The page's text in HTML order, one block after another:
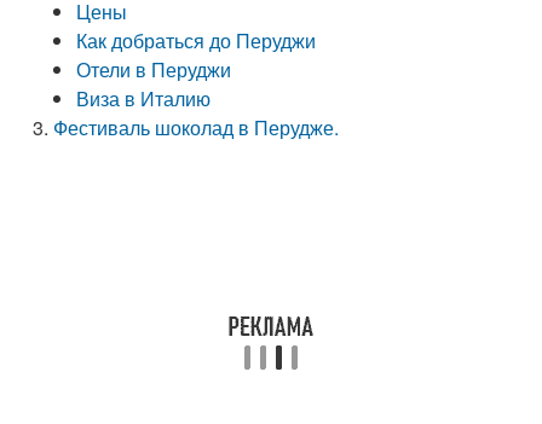
Цены
Как добраться до Перуджи
Отели в Перуджи
Виза в Италию
Фестиваль шоколад в Перудже.